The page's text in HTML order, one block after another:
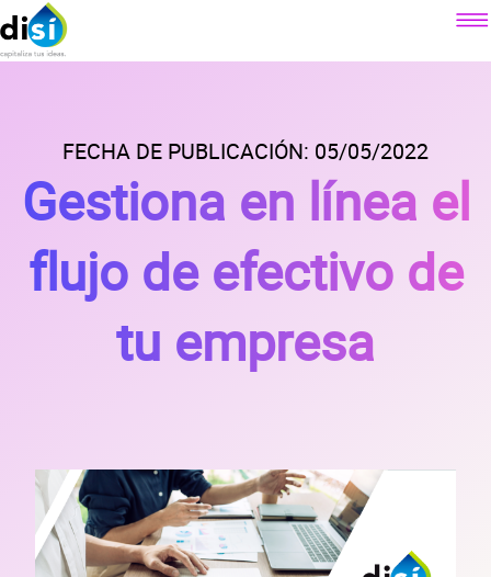
Factoraje electrónico
Crédito simple
Crédito revolvente
Simulador factoraje electrónico
Simulador crédito simple
Simulador crédito revolvente
Sobre DiSí
Nuestra misión
¿Qué es DiSí?
Lo que ofrecemos
Lo que dicen nuestros clientes
Contacto
FECHA DE PUBLICACIÓN: 05/05/2022
Gestiona en línea el
flujo de efectivo de
tu empresa